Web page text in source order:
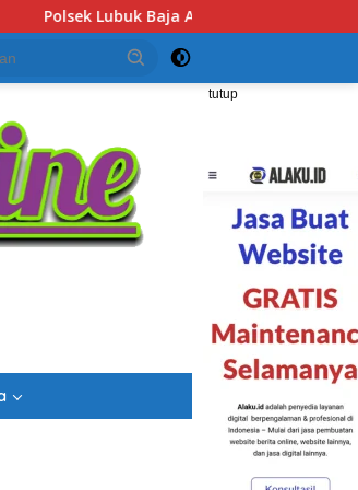
Beserta 74 Cartridge Vape
tutup